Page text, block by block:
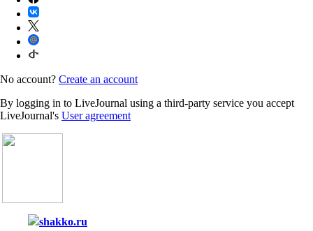
No account? Create an account
By logging in to LiveJournal using a third-party service you accept
LiveJournal's User agreement
shakko.ru